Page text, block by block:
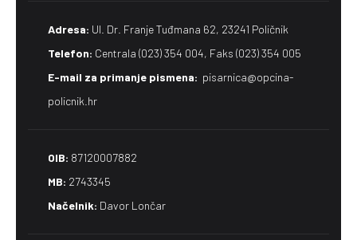
Adresa: Ul. Dr. Franje Tuđmana 62, 23241 Poličnik
Telefon: Centrala (023) 354 004, Faks (023) 354 005
E-mail za primanje pismena​: pisarnica@opcina-
policnik.hr
OIB: 87120007882
MB: 2743345
Načelnik: Davor Lončar